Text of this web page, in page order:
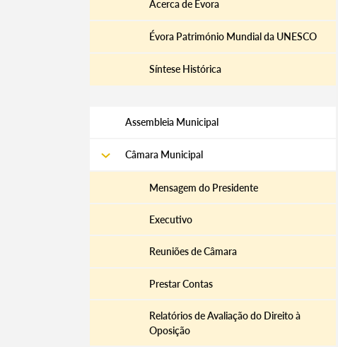
Acerca de Évora
Évora Património Mundial da UNESCO
Síntese Histórica
Assembleia Municipal
Câmara Municipal
Mensagem do Presidente
Executivo
Reuniões de Câmara
Prestar Contas
Relatórios de Avaliação do Direito à
Oposição